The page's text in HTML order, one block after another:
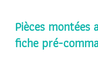
Pièces montées
fiche pré-